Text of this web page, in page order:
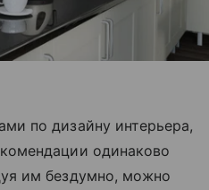
по дизайну интерьера,
одинаково
им бездумно, можно